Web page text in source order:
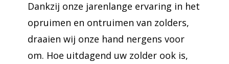
Dankzij onze jarenlange ervaring in het
opruimen en ontruimen van zolders,
draaien wij onze hand nergens voor
om. Hoe uitdagend uw zolder ook is,